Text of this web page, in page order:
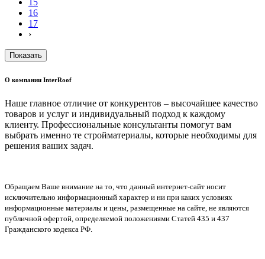
16
17
›
Показать
О компании InterRoof
Наше главное отличие от конкурентов – высочайшее качество
товаров и услуг и индивидуальный подход к каждому
клиенту. Профессиональные консультанты помогут вам
выбрать именно те стройматериалы, которые необходимы для
решения ваших задач.
Обращаем Ваше внимание на то, что данный интернет-сайт носит
исключительно информационный характер и ни при каких условиях
информационные материалы и цены, размещенные на сайте, не являются
публичной офертой, определяемой положениями Статей 435 и 437
Гражданского кодекса РФ.